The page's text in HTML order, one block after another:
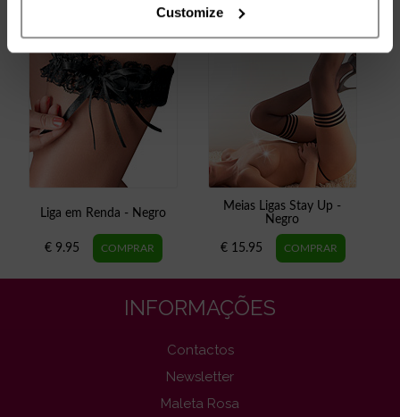
Customize
Liga em Renda - Negro
€ 9.95
Meias Ligas Stay Up -
Negro
€ 15.95
INFORMAÇÕES
Contactos
Newsletter
Maleta Rosa